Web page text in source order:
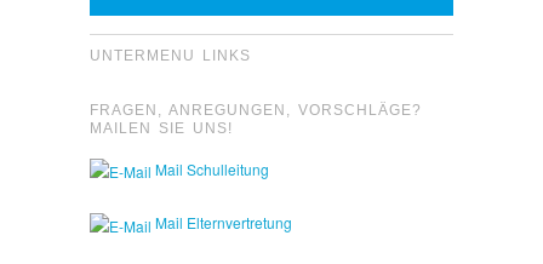
UNTERMENU LINKS
FRAGEN, ANREGUNGEN, VORSCHLÄGE?
MAILEN SIE UNS!
Mail Schulleitung
Mail Elternvertretung